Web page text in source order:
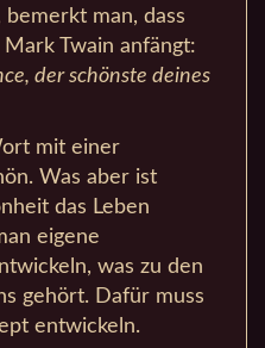
man, dass
Twain anfängt:
der schönste deines
mit einer
Was aber ist
das Leben
eigene
was zu den
gehört. Dafür muss
entwickeln.